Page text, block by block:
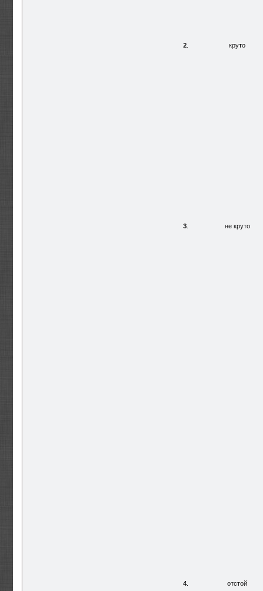
2 круто
3 не круто
4 отстой